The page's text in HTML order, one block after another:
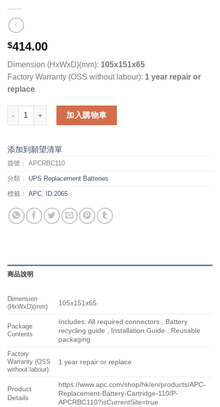
$414.00
Dimension (HxWxD)(mm): 105x151x65
Factory Warranty (OSS without labour): 1 year repair or
replace
APC Replacement Battery Cartridge (APCRBC110) 數量
加入購物車
添加到願望清單
貨號： APCRBC110
分類： UPS Replacement Batteries
標籤： APC, ID:2065
商品說明
Dimension
(HxWxD)(mm)
105x151x65
Package
Contents
Includes: All required connectors , Battery
recycling guide , Installation Guide , Reusable
packaging
Factory
Warranty (OSS
without labour)
1 year repair or replace
Product
Details
https://www.apc.com/shop/hk/en/products/APC-
Replacement-Battery-Cartridge-110/P-
APCRBC110?isCurrentSite=true